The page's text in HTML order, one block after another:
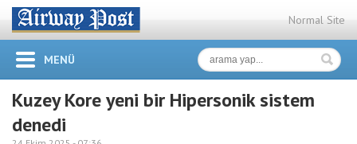
Normal Site
MENÜ
Kuzey Kore yeni bir Hipersonik sistem
denedi